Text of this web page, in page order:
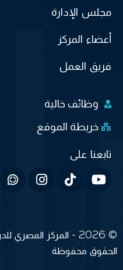
مجلس الإدارة
أعضاء المركز
فريق العمل
وظائف خالية
خريطة الموقع
الحقوق محفوظة